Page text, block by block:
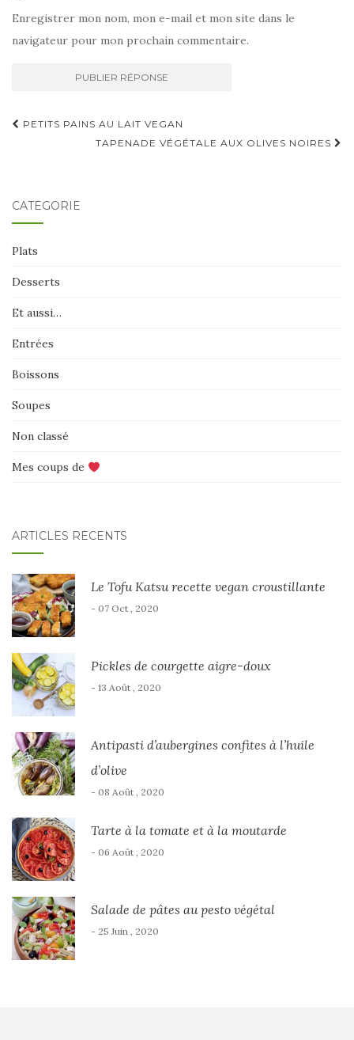
Enregistrer mon nom, mon e-mail et mon site dans le
navigateur pour mon prochain commentaire.
Navigation
d'article
PETITS PAINS AU LAIT VEGAN
TAPENADE VÉGÉTALE AUX OLIVES NOIRES
CATÉGORIE
Plats
Desserts
Et aussi…
Entrées
Boissons
Soupes
Non classé
Mes coups de
ARTICLES RÉCENTS
Le Tofu Katsu recette vegan croustillante
- 07 Oct , 2020
Pickles de courgette aigre-doux
- 13 Août , 2020
Antipasti d’aubergines confites à l’huile
d’olive
- 08 Août , 2020
Tarte à la tomate et à la moutarde
- 06 Août , 2020
Salade de pâtes au pesto végétal
- 25 Juin , 2020